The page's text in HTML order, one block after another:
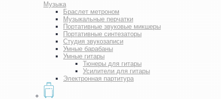
Музыка
Браслет метроном
Музыкальные перчатки
Портативные звуковые микшеры
Портативные синтезаторы
Студия звукозаписи
Умные барабаны
Умные гитары
Тюнеры для гитары
Усилители для гитары
Электронная партитура